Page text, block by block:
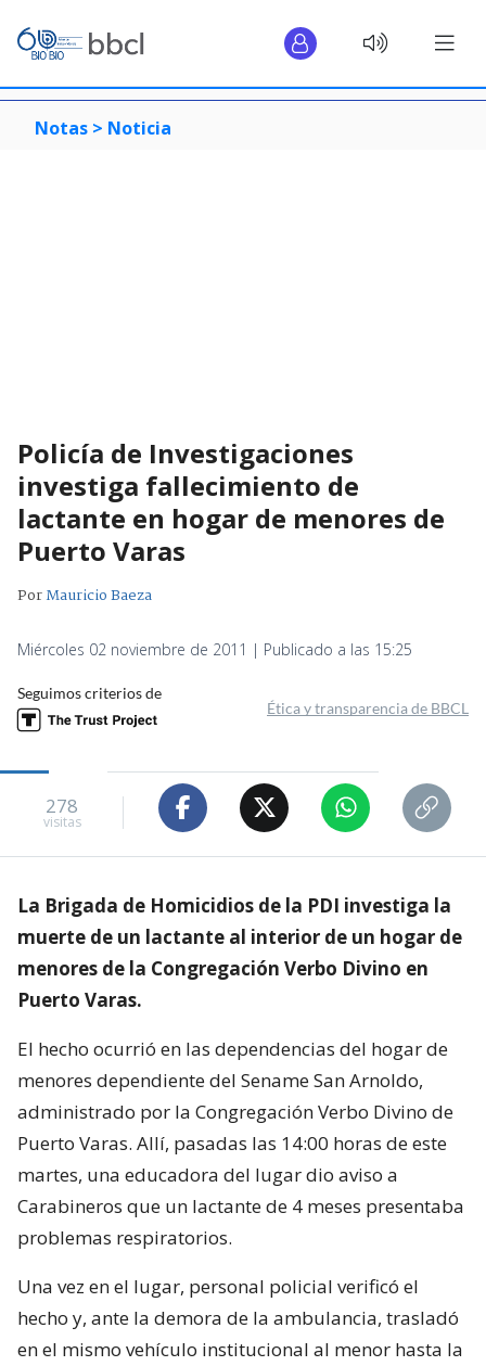
Notas > Noticia
Policía de Investigaciones
investiga fallecimiento de
lactante en hogar de menores de
Puerto Varas
PorMauricio Baeza
Miércoles 02 noviembre de 2011 | Publicado a las 15:25
Seguimos criterios de
Ética y transparencia de BBCL
278
visitas
La Brigada de Homicidios de la PDI investiga la
muerte de un lactante al interior de un hogar de
menores de la Congregación Verbo Divino en
Puerto Varas.
El hecho ocurrió en las dependencias del hogar de
menores dependiente del Sename San Arnoldo,
administrado por la Congregación Verbo Divino de
Puerto Varas. Allí, pasadas las 14:00 horas de este
martes, una educadora del lugar dio aviso a
Carabineros que un lactante de 4 meses presentaba
problemas respiratorios.
Una vez en el lugar, personal policial verificó el
hecho y, ante la demora de la ambulancia, trasladó
en el mismo vehículo institucional al menor hasta la